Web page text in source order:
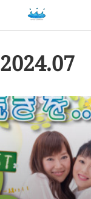
2024.07